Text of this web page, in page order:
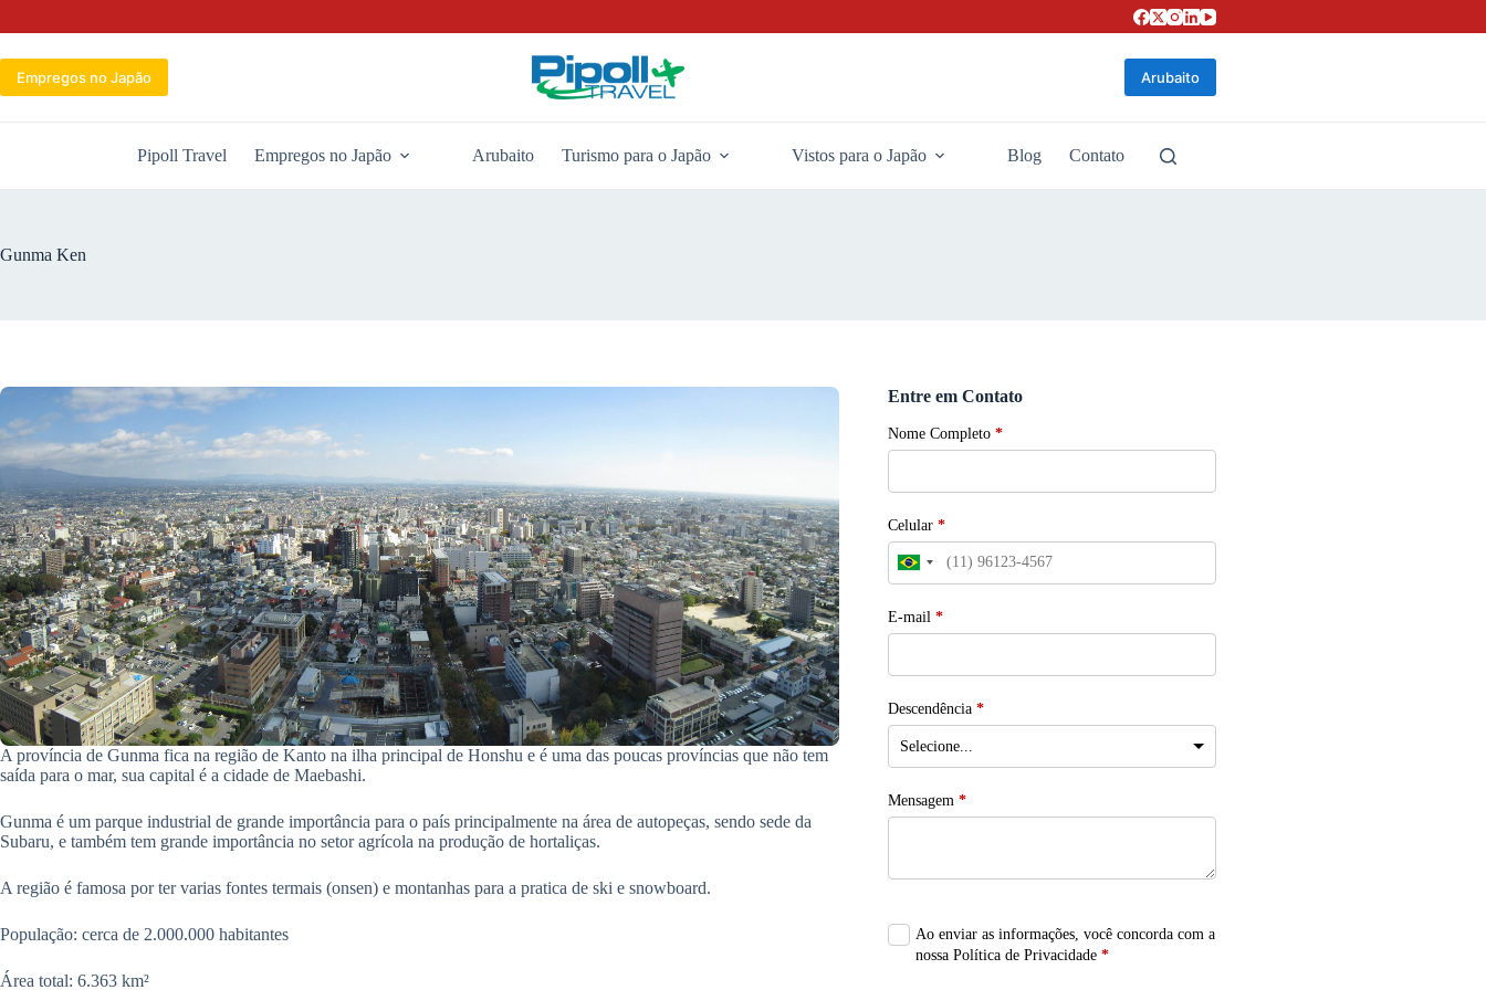
conteúdo
Empregos no Japão Arubaito
Pipoll Travel Empregos no Japão Arubaito Turismo para o Japão Vistos para o Japão Blog Contato
Gunma Ken
A província de Gunma fica na região de Kanto na ilha principal de Honshu e é uma das poucas províncias que não tem
saída para o mar, sua capital é a cidade de Maebashi.
Gunma é um parque industrial de grande importância para o país principalmente na área de autopeças, sendo sede da
Subaru, e também tem grande importância no setor agrícola na produção de hortaliças.
A região é famosa por ter varias fontes termais (onsen) e montanhas para a pratica de ski e snowboard.
População: cerca de 2.000.000 habitantes
Área total: 6.363 km²
Entre em Contato
Nome Completo *
Celular *
E-mail *
Descendência *
Mensagem *
Ao enviar as informações, você concorda com a
nossa Política de Privacidade *